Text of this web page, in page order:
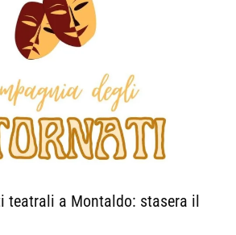
teatrali a Montaldo: stasera il